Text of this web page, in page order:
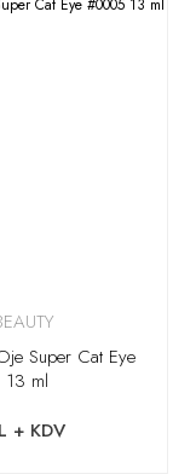
Super Cat Eye
ml
+ KDV